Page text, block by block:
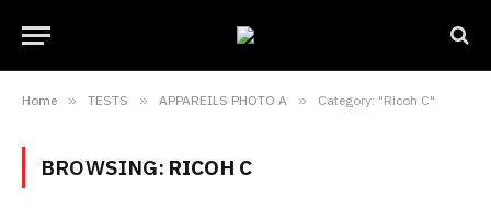
Home » TESTS » APPAREILS PHOTO A » Category: "Ricoh C"
BROWSING: RICOH C